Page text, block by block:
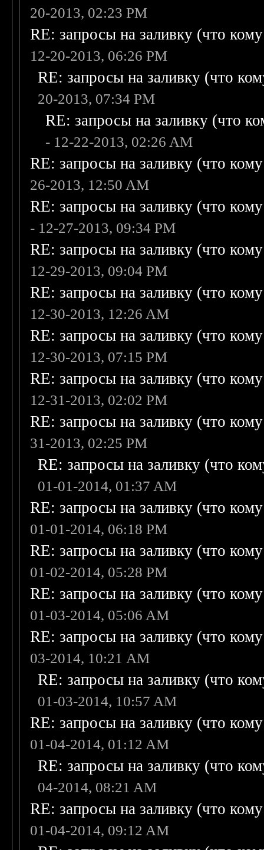
20-2013, 02:23 PM
RE: запросы на заливку (что
12-20-2013, 06:26 PM
RE: запросы на заливку (что
20-2013, 07:34 PM
RE: запросы на заливку (что
- 12-22-2013, 02:26 AM
RE: запросы на заливку (что
26-2013, 12:50 AM
RE: запросы на заливку (что
- 12-27-2013, 09:34 PM
RE: запросы на заливку (что
12-29-2013, 09:04 PM
RE: запросы на заливку (что
12-30-2013, 12:26 AM
RE: запросы на заливку (что
12-30-2013, 07:15 PM
RE: запросы на заливку (что
12-31-2013, 02:02 PM
RE: запросы на заливку (что
31-2013, 02:25 PM
RE: запросы на заливку (что
01-01-2014, 01:37 AM
RE: запросы на заливку (что
01-01-2014, 06:18 PM
RE: запросы на заливку (что
01-02-2014, 05:28 PM
RE: запросы на заливку (что
01-03-2014, 05:06 AM
RE: запросы на заливку (что
03-2014, 10:21 AM
RE: запросы на заливку (что
01-03-2014, 10:57 AM
RE: запросы на заливку (что
01-04-2014, 01:12 AM
RE: запросы на заливку (что
04-2014, 08:21 AM
RE: запросы на заливку (что
01-04-2014, 09:12 AM